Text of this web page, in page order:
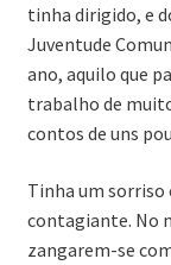
tinha dirigido, e
Juventude
ano, aquilo que
trabalho de
contos de uns
Tinha um sorriso
contagiante. No
zangarem-se